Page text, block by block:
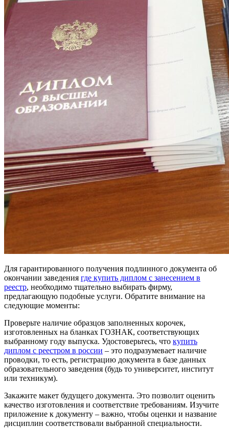
Для гарантированного получения подлинного документа об
окончании заведения где купить диплом с занесением в
реестр, необходимо тщательно выбирать фирму,
предлагающую подобные услуги. Обратите внимание на
следующие моменты:
Проверьте наличие образцов заполненных корочек,
изготовленных на бланках ГОЗНАК, соответствующих
выбранному году выпуска. Удостоверьтесь, что купить
диплом с реестром в россии – это подразумевает наличие
проводки, то есть, регистрацию документа в базе данных
образовательного заведения (будь то университет, институт
или техникум).
Закажите макет будущего документа. Это позволит оценить
качество изготовления и соответствие требованиям. Изучите
приложение к документу – важно, чтобы оценки и название
дисциплин соответствовали выбранной специальности.